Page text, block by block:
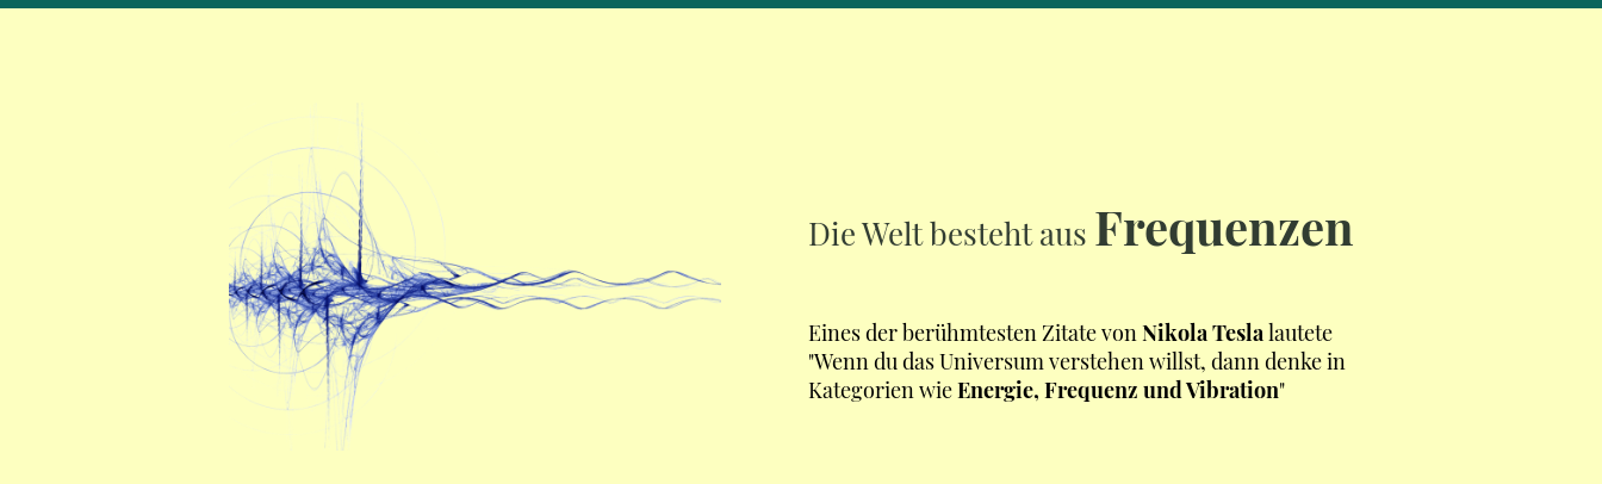
Die Welt besteht aus Frequenzen
Eines der berühmtesten Zitate vonNikola Teslalautete
"Wenn du das Universum verstehen willst, dann denke in
Kategorien wieEnergie, Frequenz und Vibration"